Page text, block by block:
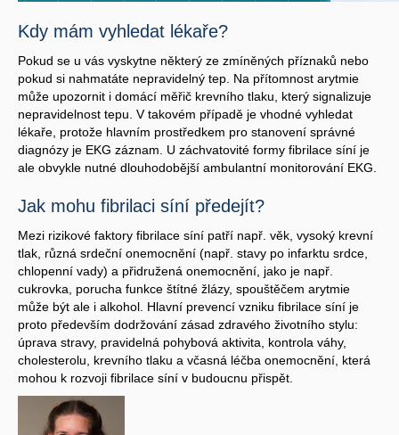
Kdy mám vyhledat lékaře?
Pokud se u vás vyskytne některý ze zmíněných příznaků nebo
pokud si nahmatáte nepravidelný tep. Na přítomnost arytmie
může upozornit i domácí měřič krevního tlaku, který signalizuje
nepravidelnost tepu. V takovém případě je vhodné vyhledat
lékaře, protože hlavním prostředkem pro stanovení správné
diagnózy je EKG záznam. U záchvatovité formy fibrilace síní je
ale obvykle nutné dlouhodobější ambulantní monitorování EKG.
Jak mohu fibrilaci síní předejít?
Mezi rizikové faktory fibrilace síní patří např. věk, vysoký krevní
tlak, různá srdeční onemocnění (např. stavy po infarktu srdce,
chlopenní vady) a přidružená onemocnění, jako je např.
cukrovka, porucha funkce štítné žlázy, spouštěčem arytmie
může být ale i alkohol. Hlavní prevencí vzniku fibrilace síní je
proto především dodržování zásad zdravého životního stylu:
úprava stravy, pravidelná pohybová aktivita, kontrola váhy,
cholesterolu, krevního tlaku a včasná léčba onemocnění, která
mohou k rozvoji fibrilace síní v budoucnu přispět.